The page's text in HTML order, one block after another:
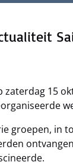
zaterdag 15
groepen, in